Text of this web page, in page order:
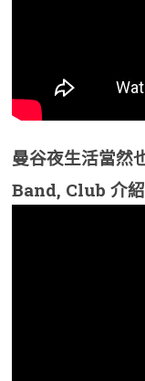
曼谷夜生活當
Band, Club 介紹